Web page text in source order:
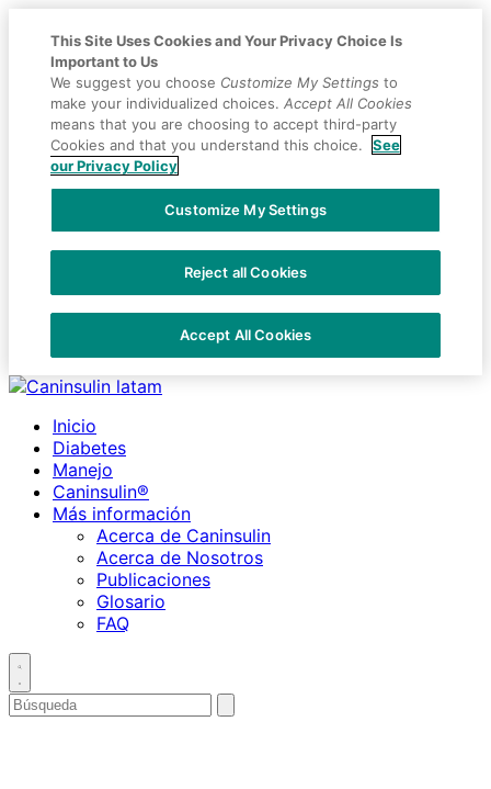
Placeholder
Anchor
Skip
Content
Skip
FooterInicio
Diabetes
Manejo
Caninsulin®
Más información
Acerca de Caninsulin
Acerca de Nosotros
Publicaciones
Glosario
FAQ
Toggle
search
Buscar
búsqueda
This Site Uses Cookies and Your Privacy Choice Is
Important to Us
We suggest you choose Customize My Settings to
make your individualized choices. Accept All Cookies
means that you are choosing to accept third-party
Cookies and that you understand this choice.
See
our Privacy Policy
Customize My Settings
Reject all Cookies
Accept All Cookies